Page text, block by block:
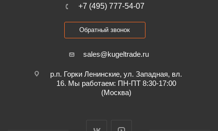
+7 (495) 777-54-07
Обратный звонок
sales@kugeltrade.ru
р.п. Горки Ленинские, ул. Западная, вл.
16. Мы работаем: ПН-ПТ 8:30-17:00
(Москва)